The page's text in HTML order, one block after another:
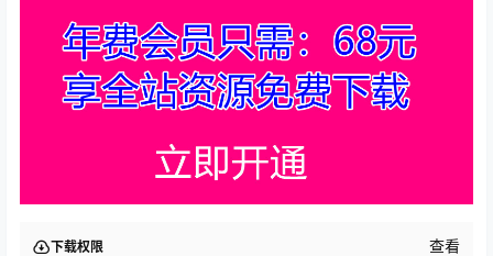
下载权限 查看